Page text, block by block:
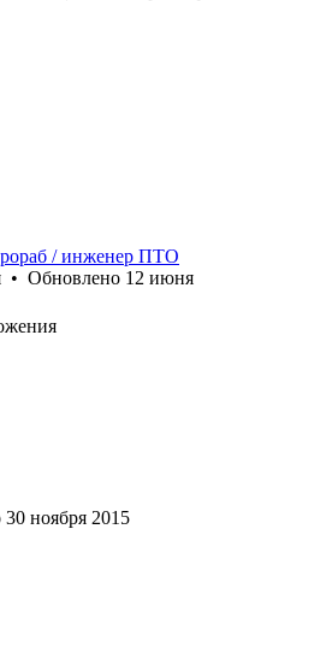
/ инженер ПТО
• Обновлено 12 июня
30 ноября 2015